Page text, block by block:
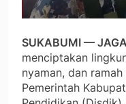
SUKABUMI —
menciptakan
nyaman, dan
Pemerintah